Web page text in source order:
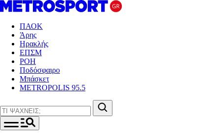
ΠΑΟΚ
Άρης
Ηρακλής
ΕΠΣΜ
ΡΟΗ
Ποδόσφαιρο
Μπάσκετ
METROPOLIS 95.5